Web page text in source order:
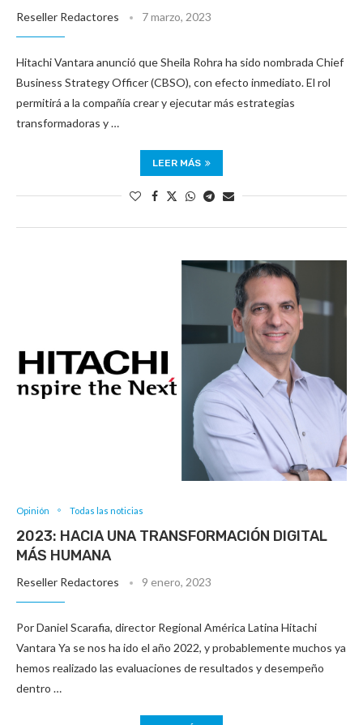
Reseller Redactores 7 marzo, 2023
Hitachi Vantara anunció que Sheila Rohra ha sido nombrada Chief
Business Strategy Officer (CBSO), con efecto inmediato. El rol
permitirá a la compañía crear y ejecutar más estrategias
transformadoras y …
LEER MÁS
Opinión Todas las noticias
2023: HACIA UNA TRANSFORMACIÓN DIGITAL
MÁS HUMANA
Reseller Redactores 9 enero, 2023
Por Daniel Scarafia, director Regional América Latina Hitachi
Vantara Ya se nos ha ido el año 2022, y probablemente muchos ya
hemos realizado las evaluaciones de resultados y desempeño
dentro …